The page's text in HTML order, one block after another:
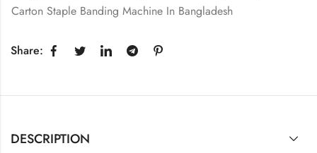
Carton Staple Banding Machine In Bangladesh
Share:
DESCRIPTION